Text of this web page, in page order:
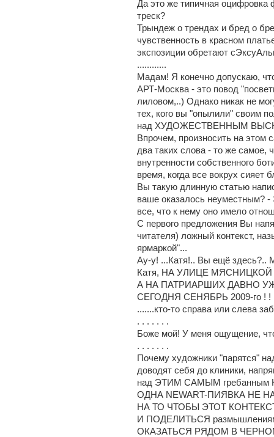
Да это же типичная оцифровка
треск?
Трындеж о трендах и бред о
чувственность в красном
экспозиции обретают
............
Мадам! Я конечно допускаю,
АРТ-Москва - это повод
лиловом,..) Однако никак не
тех, кого вы "опылили" своим
над ХУДОЖЕСТВЕННЫМ
Впрочем, произносить на этом
два таких слова - то же самое,
внутренности собственного
время, когда все вокрух сияет
Вы такую длинную статью
ваше оказалось неуместным? -
все, что к нему оно имело
С первого предложения Вы
читателя) ложный контекст,
ярмаркой"...
Ау-у! ...Катя!.. Вы ещё здесь?..
Катя, НА УЛИЦЕ
А НА ПАТРИАРШИХ ДАВНО
СЕГОДНЯ СЕНЯБРЬ 2009-го ! !
.......кто-то справа или слева
. . . . . . .
Боже мой! У меня ощущение,
. . . . . . .
Почему художники "парятся"
доводят себя до клиники,
над ЭТИМ САМЫМ
ОДНА NEWART-ПИЯВКА НЕ
НА ТО ЧТОБЫ ЭТОТ
И ПОДЕЛИТЬСЯ
ОКАЗАТЬСЯ РЯДОМ В